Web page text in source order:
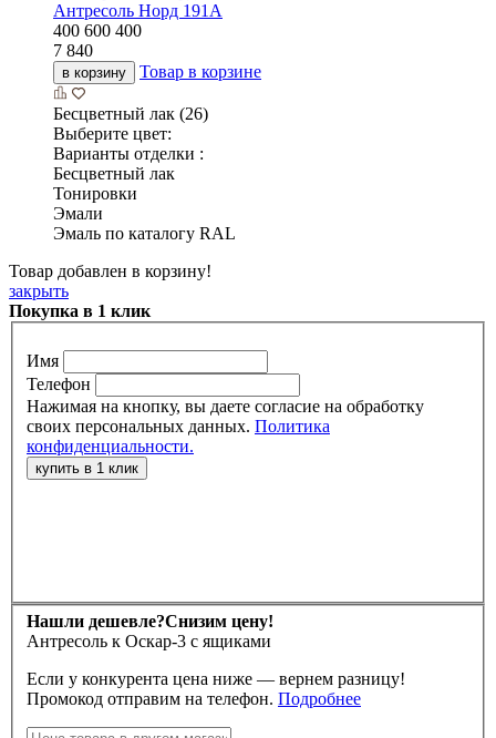
Антресоль Норд 191А
400 600 400
7 840
в корзину Товар в корзине
Бесцветный лак (26)
Выберите цвет:
Варианты отделки :
Бесцветный лак
Тонировки
Эмали
Эмаль по каталогу RAL
Товар добавлен в корзину!
закрыть
Покупка в 1 клик
Имя
Телефон
Нажимая на кнопку, вы даете согласие на обработку
своих персональных данных. Политика
конфиденциальности.
Нашли дешевле?Снизим цену!
Антресоль к Оскар-3 с ящиками
Если у конкурента цена ниже — вернем разницу!
Промокод отправим на телефон. Подробнее